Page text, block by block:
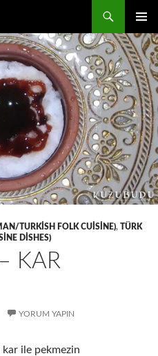
MENÜ
TURKISH FOLK CUISINE), TÜRK
DISHES)
KAR
YORUM YAPIN
kar ile pekmezin